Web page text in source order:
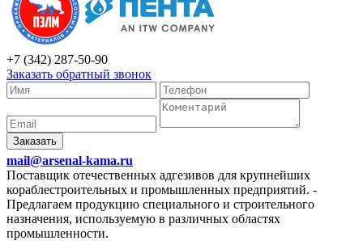
+7 (342) 287-50-90
Заказать обратный звонок
Заказать
mail@arsenal-kama.ru
Поставщик отечественных адгезивов для крупнейших
кораблестроительных и промышленных предприятий. -
Предлагаем продукцию специального и строительного
назначения, используемую в различных областях
промышленности.